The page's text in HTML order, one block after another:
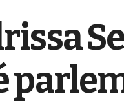
Keur Mame El Hadji
transporté 9.651